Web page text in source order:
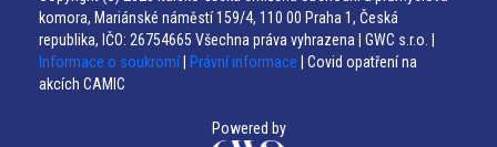
komora, Mariánské náměstí 159/4, 110 00 Praha 1, Česká
republika, IČO: 26754665 Všechna práva vyhrazena | GWC s.r.o. |
Informace o soukromí
Právní informace | Covid opatření na
akcích CAMIC
Powered by